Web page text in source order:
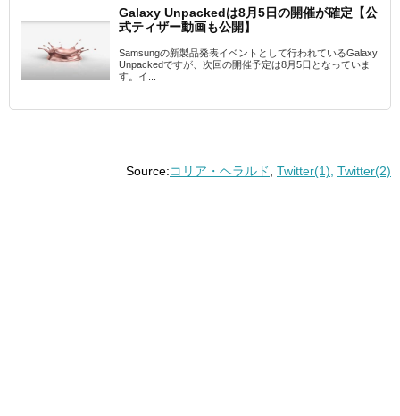
Galaxy Unpackedは8月5日の開催が確定【公
式ティザー動画も公開】
Samsungの新製品発表イベントとして行われているGalaxy
Unpackedですが、次回の開催予定は8月5日となっていま
す。イ...
Source:コリア・ヘラルド Twitter(1), Twitter(2)